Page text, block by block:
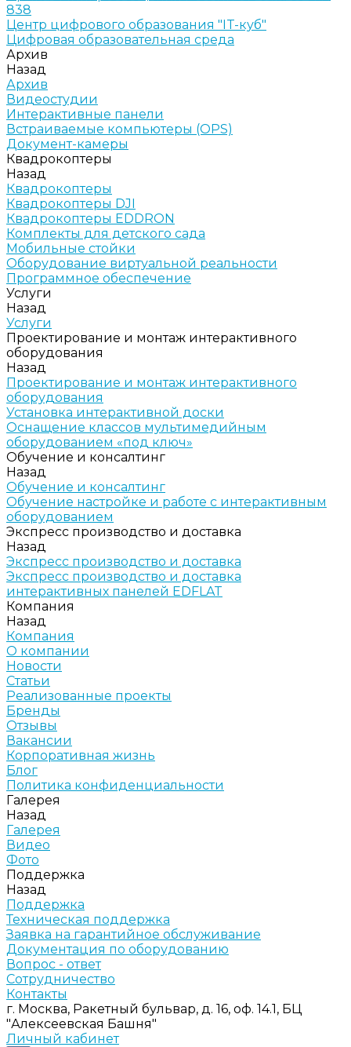
838
Центр цифрового образования "IT-куб"
Цифровая образовательная среда
Архив
Назад
Архив
Видеостудии
Интерактивные панели
Встраиваемые компьютеры (OPS)
Документ-камеры
Квадрокоптеры
Назад
Квадрокоптеры
Квадрокоптеры DJI
Квадрокоптеры EDDRON
Комплекты для детского сада
Мобильные стойки
Оборудование виртуальной реальности
Программное обеспечение
Услуги
Назад
Услуги
Проектирование и монтаж интерактивного
оборудования
Назад
Проектирование и монтаж интерактивного
оборудования
Установка интерактивной доски
Оснащение классов мультимедийным
оборудованием «под ключ»
Обучение и консалтинг
Назад
Обучение и консалтинг
Обучение настройке и работе с интерактивным
оборудованием
Экспресс производство и доставка
Назад
Экспресс производство и доставка
Экспресс производство и доставка
интерактивных панелей EDFLAT
Компания
Назад
Компания
О компании
Новости
Статьи
Реализованные проекты
Бренды
Отзывы
Вакансии
Корпоративная жизнь
Блог
Политика конфиденциальности
Галерея
Назад
Галерея
Видео
Фото
Поддержка
Назад
Поддержка
Техническая поддержка
Заявка на гарантийное обслуживание
Документация по оборудованию
Вопрос - ответ
Сотрудничество
Контакты
г. Москва, Ракетный бульвар, д. 16, оф. 14.1, БЦ
"Алексеевская Башня"
Личный кабинет